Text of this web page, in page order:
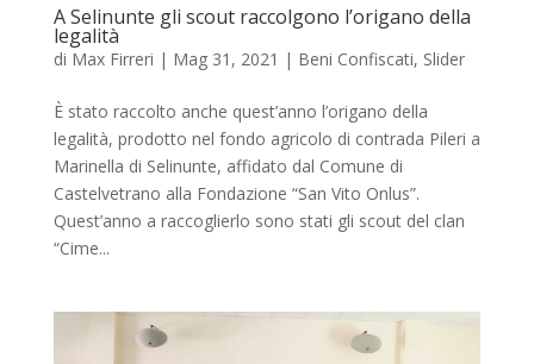
A Selinunte gli scout raccolgono l’origano della
legalità
di Max Firreri | Mag 31, 2021 | Beni Confiscati, Slider
È stato raccolto anche quest’anno l’origano della
legalità, prodotto nel fondo agricolo di contrada Pileri a
Marinella di Selinunte, affidato dal Comune di
Castelvetrano alla Fondazione “San Vito Onlus”.
Quest’anno a raccoglierlo sono stati gli scout del clan
“Cime...